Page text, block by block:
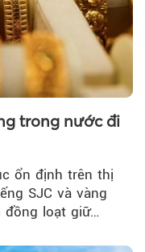
trong nước đi
ổn định trên thị
SJC và vàng
đồng loạt giữ